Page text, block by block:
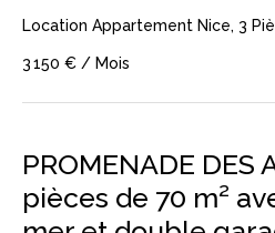
Location Appartement Nice, 3
3 150 € / Mois
PROMENADE DES
pièces de 70 m²